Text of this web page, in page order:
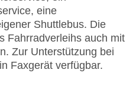
eine
Shuttlebus. Die
Fahrradverleihs auch mit
Zur Unterstützung bei
Faxgerät verfügbar.